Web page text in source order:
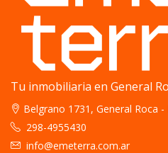
Tu inmobiliaria en General
Belgrano 1731, General Roca -
298-4955430
info@emeterra.com.ar